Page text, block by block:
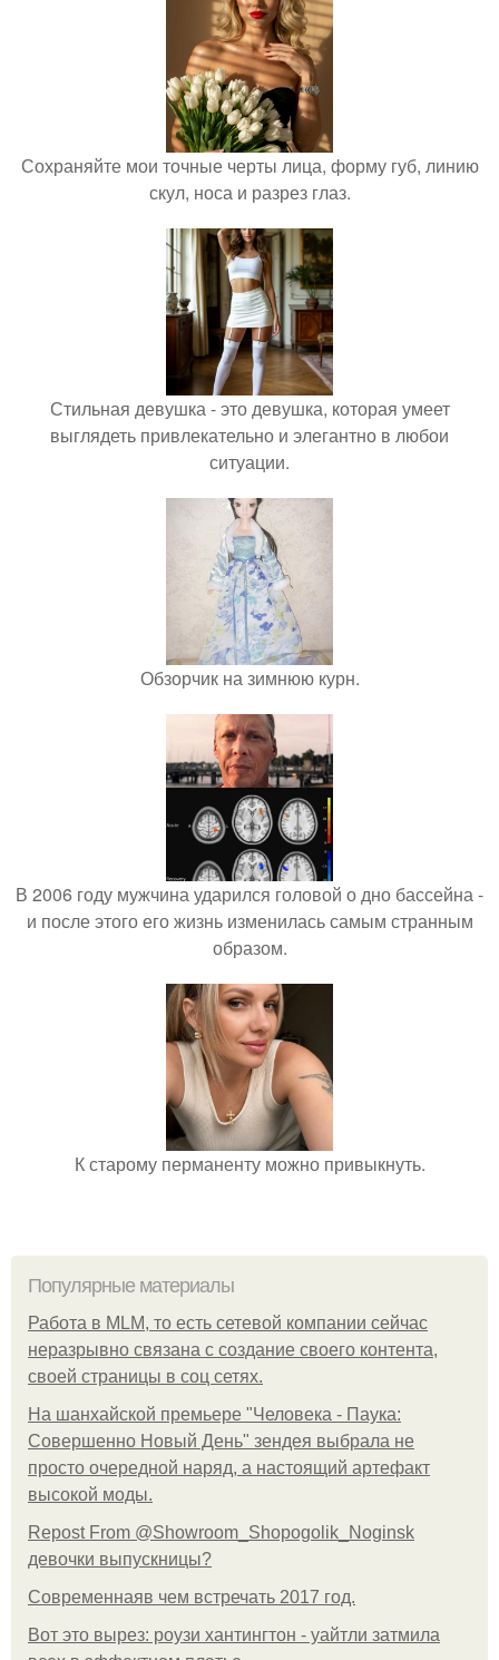
Сохраняйте мои точные черты лица, форму губ, линию
скул, носа и разрез глаз.
Стильная девушка - это девушка, которая умеет
выглядеть привлекательно и элегантно в любои
ситуации.
Обзорчик на зимнюю курн.
В 2006 году мужчина ударился головой о дно бассейна -
и после этого его жизнь изменилась самым странным
образом.
К старому перманенту можно привыкнуть.
Популярные материалы
Работа в MLM, то есть сетевой компании сейчас
неразрывно связана с создание своего контента,
своей страницы в соц сетях.
На шанхайской премьере "Человека - Паука:
Совершенно Новый День" зендея выбрала не
просто очередной наряд, а настоящий артефакт
высокой моды.
Repost From @Showroom_Shopogolik_Noginsk
девочки выпускницы?
Современнаяв чем встречать 2017 год.
Вот это вырез: роузи хантингтон - уайтли затмила